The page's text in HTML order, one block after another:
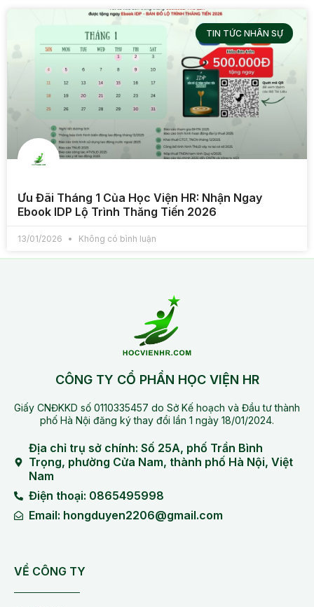
TIN TỨC NHÂN SỰ
Ưu Đãi Tháng 1 Của Học Viện HR: Nhận Ngay
Ebook IDP Lộ Trình Thăng Tiến 2026
13/01/2026 Không có bình luận
CÔNG TY CỔ PHẦN HỌC VIỆN HR
Giấy CNĐKKD số 0110335457 do Sở Kế hoạch và Đầu tư thành
phố Hà Nội đăng ký thay đổi lần 1 ngày 18/01/2024.
Địa chỉ trụ sở chính: Số 25A, phố Trần Bình
Trọng, phường Cửa Nam, thành phố Hà Nội, Việt
Nam
Điện thoại: 0865495998
Email: hongduyen2206@gmail.com
VỀ CÔNG TY